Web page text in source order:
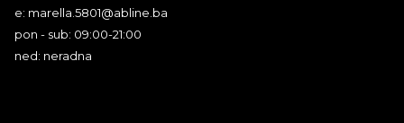
e: marella.5801@abline.ba
pon - sub: 09:00-21:00
ned: neradna